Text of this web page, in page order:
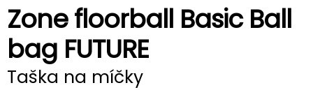
Zone floorball Basic Ball
bag FUTURE
Taška na míčky